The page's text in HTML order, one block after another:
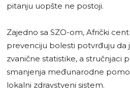
pitanju uopšte ne postoji.
Zajedno sa SZO-om, Afrički
prevenciju bolesti potvrđuju da
zvanične statistike, a stručnjaci
smanjenja međunarodne
lokalni zdravstveni sistem.